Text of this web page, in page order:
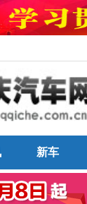
新车